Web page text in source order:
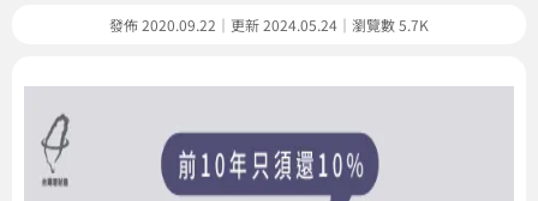
發佈 2020.09.22｜更新 2024.05.24｜瀏覽數 5.7K